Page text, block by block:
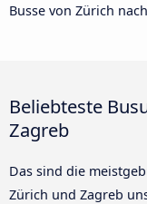
Busse von Zürich
Beliebteste
Zagreb
Das sind die
Zürich und Zagreb